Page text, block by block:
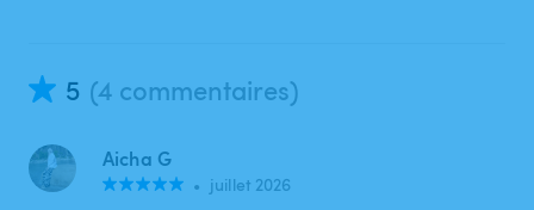
5 (4 commentaires)
Aicha G
• juillet 2026